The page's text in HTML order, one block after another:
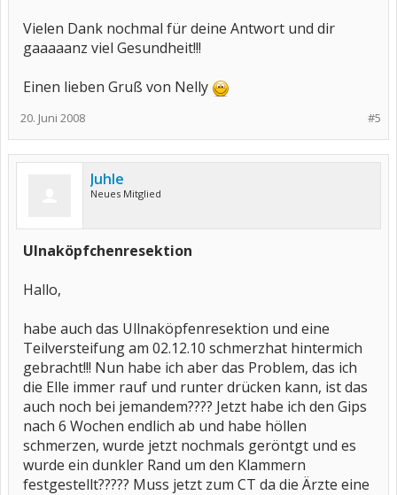
Vielen Dank nochmal für deine Antwort und dir
gaaaaanz viel Gesundheit!!!
Einen lieben Gruß von Nelly
#5
20. Juni 2008
Juhle
Neues Mitglied
Ulnaköpfchenresektion
Hallo,
habe auch das Ullnaköpfenresektion und eine
Teilversteifung am 02.12.10 schmerzhat hintermich
gebracht!!! Nun habe ich aber das Problem, das ich
die Elle immer rauf und runter drücken kann, ist das
auch noch bei jemandem???? Jetzt habe ich den Gips
nach 6 Wochen endlich ab und habe höllen
schmerzen, wurde jetzt nochmals geröntgt und es
wurde ein dunkler Rand um den Klammern
festgestellt????? Muss jetzt zum CT da die Ärzte eine